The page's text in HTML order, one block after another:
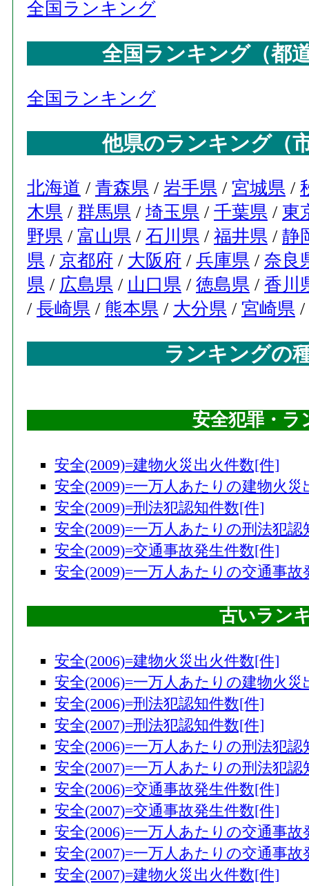
全国ランキング
全国ランキング（都
全国ランキング
他県のランキング（
北海道 / 青森県 / 岩手県 / 宮城県 /
木県 / 群馬県 / 埼玉県 / 千葉県 / 東
野県 / 富山県 / 石川県 / 福井県 / 静
県 / 京都府 / 大阪府 / 兵庫県 / 奈良
県 / 広島県 / 山口県 / 徳島県 / 香川
/ 長崎県 / 熊本県 / 大分県 / 宮崎県 /
ランキングの
安全犯罪・ラ
安全(2009)=建物火災出火件数[件]
安全(2009)=一万人あたりの建物火災
安全(2009)=刑法犯認知件数[件]
安全(2009)=一万人あたりの刑法犯認
安全(2009)=交通事故発生件数[件]
安全(2009)=一万人あたりの交通事故
古いラン
安全(2006)=建物火災出火件数[件]
安全(2006)=一万人あたりの建物火災
安全(2006)=刑法犯認知件数[件]
安全(2007)=刑法犯認知件数[件]
安全(2006)=一万人あたりの刑法犯認
安全(2007)=一万人あたりの刑法犯認
安全(2006)=交通事故発生件数[件]
安全(2007)=交通事故発生件数[件]
安全(2006)=一万人あたりの交通事故
安全(2007)=一万人あたりの交通事故
安全(2007)=建物火災出火件数[件]